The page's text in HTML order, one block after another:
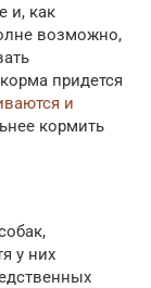
и, как
возможно,
придется
и
кормить
у них